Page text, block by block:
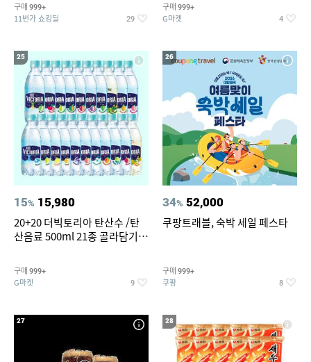
구매 999+
11번가 쇼킹딜 29
구매 999+
G마켓 4
25
15% 15,980
20+20 더빅토리아 탄산수 /탄
산음료 500ml 21종 골라담기
구매 999+
G마켓 9
26
34% 52,000
쿠팡트래블, 숙박 세일 페스타
구매 999+
쿠팡 8
27 28